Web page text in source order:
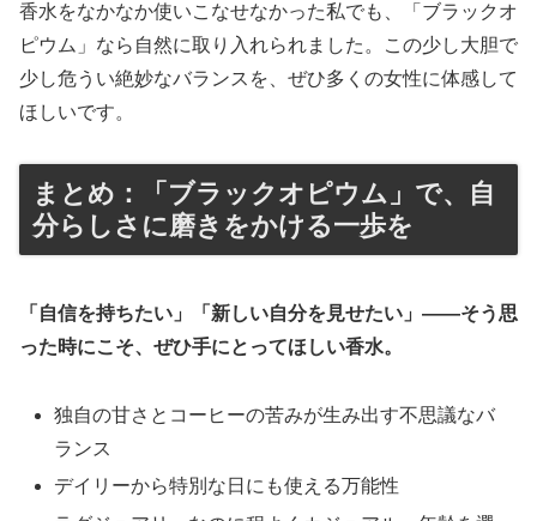
香水をなかなか使いこなせなかった私でも、「ブラックオ
ピウム」なら自然に取り入れられました。この少し大胆で
少し危うい絶妙なバランスを、ぜひ多くの女性に体感して
ほしいです。
まとめ：「ブラックオピウム」で、自
分らしさに磨きをかける一歩を
「自信を持ちたい」「新しい自分を見せたい」――そう思
った時にこそ、ぜひ手にとってほしい香水。
独自の甘さとコーヒーの苦みが生み出す不思議なバ
ランス
デイリーから特別な日にも使える万能性